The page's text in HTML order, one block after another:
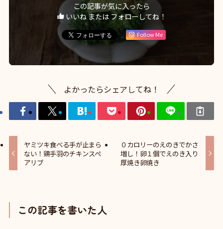
この記事が気に入ったら
いいね または フォローしてね！
Follow Me
よかったらシェアしてね！
ヤミツキ食べる手が止まら
ない！鶏手羽のチキンスペ
アリブ
０カロリーのえのきでかさ
増し！卵１個でえのき入り
厚焼き卵焼き
この記事を書いた人